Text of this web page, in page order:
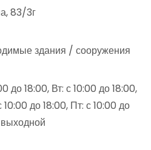
83/3г
здания / сооружения
до 18:00, Вт: с 10:00 до 18:00,
до 18:00, Пт: с 10:00 до